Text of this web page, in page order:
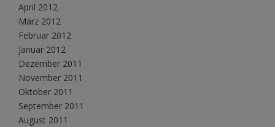
April 2012
März 2012
Februar 2012
Januar 2012
Dezember 2011
November 2011
Oktober 2011
September 2011
August 2011